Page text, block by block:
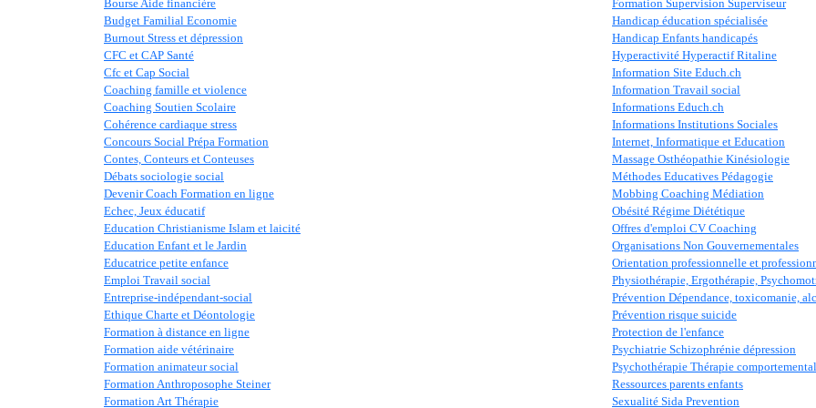
Bourse Aide financière
Budget Familial Economie
Burnout Stress et dépression
CFC et CAP Santé
Cfc et Cap Social
Coaching famille et violence
Coaching Soutien Scolaire
Cohérence cardiaque stress
Concours Social Prépa Formation
Contes, Conteurs et Conteuses
Débats sociologie social
Devenir Coach Formation en ligne
Echec, Jeux éducatif
Education Christianisme Islam et laicité
Education Enfant et le Jardin
Educatrice petite enfance
Emploi Travail social
Entreprise-indépendant-social
Ethique Charte et Déontologie
Formation à distance en ligne
Formation aide vétérinaire
Formation animateur social
Formation Anthroposophe Steiner
Formation Art Thérapie
Formation Supervision Superviseur
Handicap éducation spécialisée
Handicap Enfants handicapés
Hyperactivité Hyperactif Ritaline
Information Site Educh.ch
Information Travail social
Informations Educh.ch
Informations Institutions Sociales
Internet, Informatique et Education
Massage Osthéopathie Kinésiologie
Méthodes Educatives Pédagogie
Mobbing Coaching Médiation
Obésité Régime Diététique
Offres d'emploi CV Coaching
Organisations Non Gouvernementales
Orientation professionnelle et
Physiothérapie, Ergothérapie,
Prévention Dépendance, toxicomanie,
Prévention risque suicide
Protection de l'enfance
Psychiatrie Schizophrénie dépression
Psychothérapie Thérapie
Ressources parents enfants
Sexualité Sida Prevention